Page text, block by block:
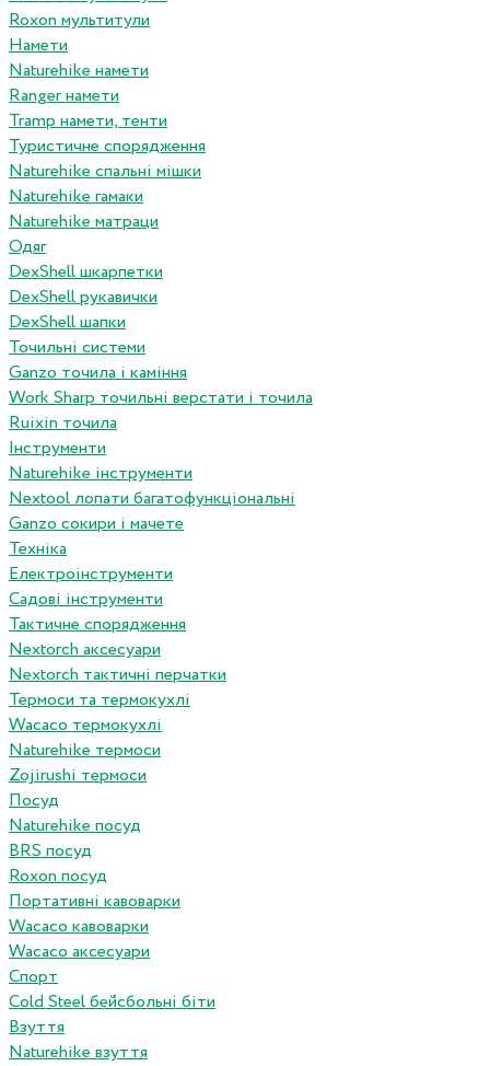
Roxon мультитули
Намети
Naturehike намети
Ranger намети
Tramp намети, тенти
Туристичне спорядження
Naturehike спальні мішки
Naturehike гамаки
Naturehike матраци
Одяг
DexShell шкарпетки
DexShell рукавички
DexShell шапки
Точильні системи
Ganzo точила і каміння
Work Sharp точильні верстати і точила
Ruixin точила
Інструменти
Naturehike інструменти
Nextool лопати багатофункціональні
Ganzo сокири і мачете
Техніка
Електроінструменти
Садові інструменти
Тактичне спорядження
Nextorch аксесуари
Nextorch тактичні перчатки
Термоси та термокухлі
Wacaco термокухлі
Naturehike термоси
Zojirushi термоси
Посуд
Naturehike посуд
BRS посуд
Roxon посуд
Портативні кавоварки
Wacaco кавоварки
Wacaco аксесуари
Спорт
Cold Steel бейсбольні біти
Взуття
Naturehike взуття